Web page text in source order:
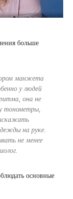
больше
манжета
у людей
она не
тонометры,
на руке.
не менее
основные